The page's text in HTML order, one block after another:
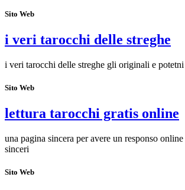
Sito Web
i veri tarocchi delle streghe
i veri tarocchi delle streghe gli originali e
Sito Web
lettura tarocchi gratis online
una pagina sincera per avere un responso
sinceri
Sito Web